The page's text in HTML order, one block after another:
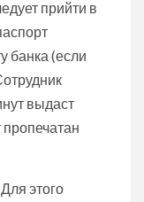
прийти в
банка (если
выдаст
пропечатан
этого